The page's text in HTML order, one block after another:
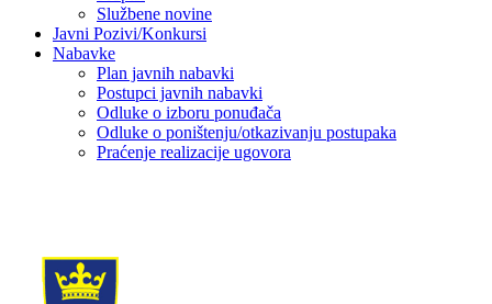
Službene novine
Javni Pozivi/Konkursi
Nabavke
Plan javnih nabavki
Postupci javnih nabavki
Odluke o izboru ponuđača
Odluke o poništenju/otkazivanju postupaka
Praćenje realizacije ugovora